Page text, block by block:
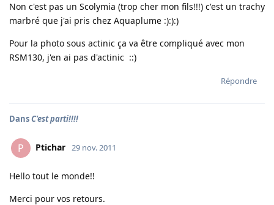
Non c'est pas un Scolymia (trop cher mon fils!!!) c'est un trachy
marbré que j'ai pris chez Aquaplume :):):)
Pour la photo sous actinic ça va être compliqué avec mon
RSM130, j'en ai pas d'actinic ::)
Répondre
DansC'est parti!!!!
P Ptichar 29 nov. 2011
Hello tout le monde!!
Merci pour vos retours.